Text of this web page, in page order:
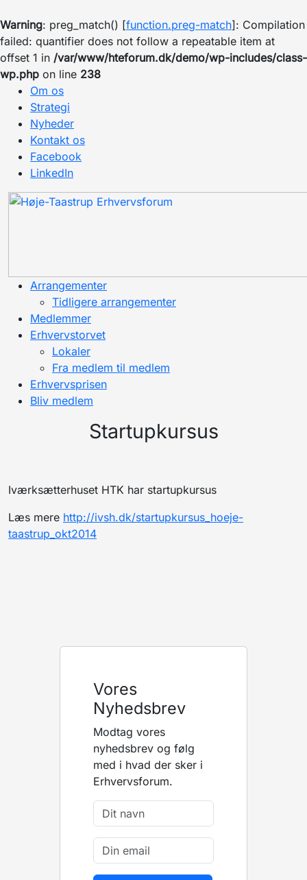
Warning: preg_match() [function.preg-match]: Compilation
failed: quantifier does not follow a repeatable item at
offset 1 in /var/www/hteforum.dk/demo/wp-includes/class-
wp.php on line 238
Om os
Strategi
Nyheder
Kontakt os
Facebook
LinkedIn
Arrangementer
Tidligere arrangementer
Medlemmer
Erhvervstorvet
Lokaler
Fra medlem til medlem
Erhvervsprisen
Bliv medlem
Startupkursus
Iværksætterhuset HTK har startupkursus
Læs mere http://ivsh.dk/startupkursus_hoeje-
taastrup_okt2014
Vores
Nyhedsbrev
Modtag vores
nyhedsbrev og følg
med i hvad der sker i
Erhvervsforum.